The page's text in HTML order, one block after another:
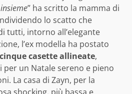
” ha scritto la mamma di
lo scatto che
tutti, intorno all’elegante
l’ex modella ha postato
cinque casette allineate,
per un Natale sereno e pieno
La casa di Zayn, per la